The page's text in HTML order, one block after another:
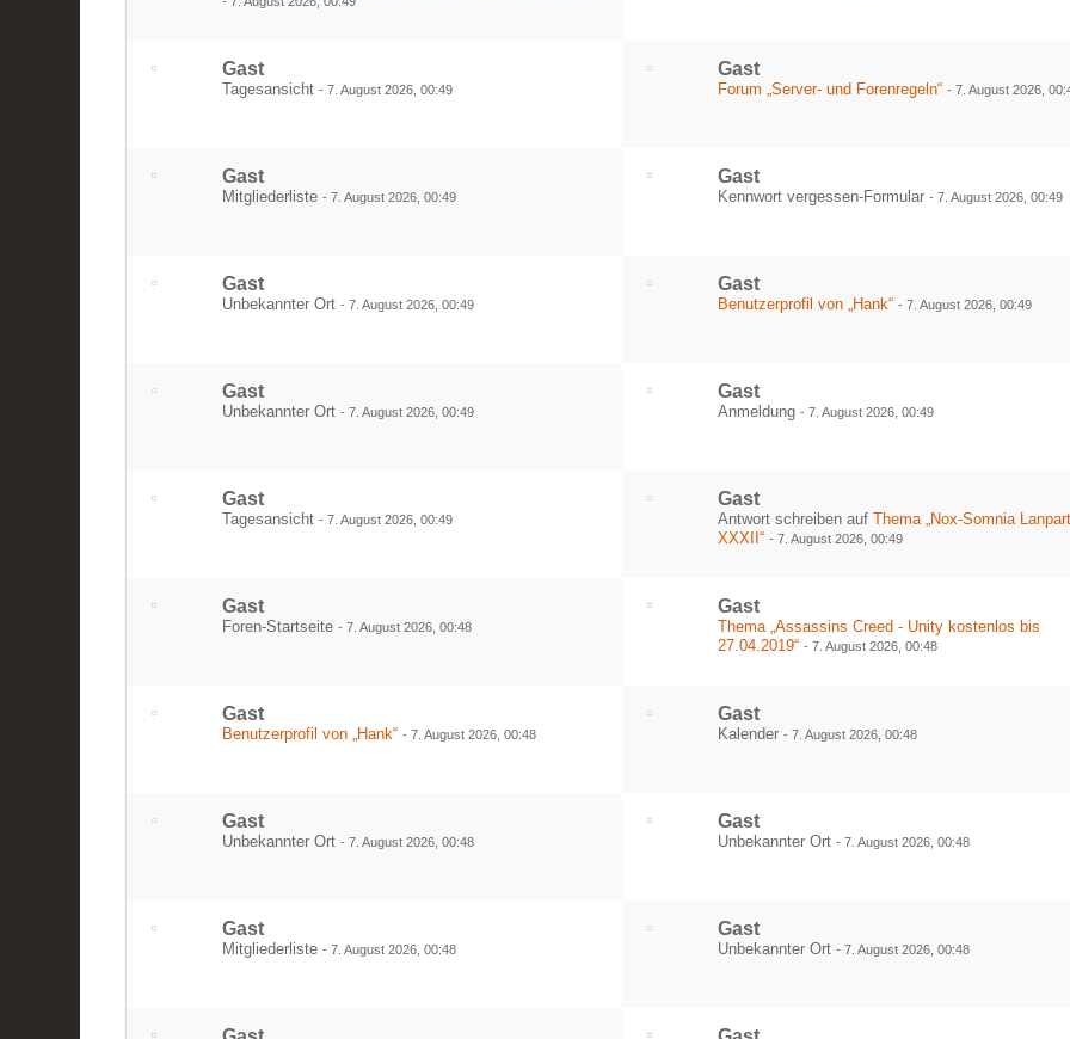
Gast
Tagesansicht-7. August 2026, 00:49
Gast
Forum „Server- und Forenregeln“ -7. August 2026,
Gast
Mitgliederliste-7. August 2026, 00:49
Gast
Kennwort vergessen-Formular-7. August 2026, 00:49
Gast
Unbekannter Ort-7. August 2026, 00:49
Gast
Benutzerprofil von „Hank“ -7. August 2026, 00:49
Gast
Unbekannter Ort-7. August 2026, 00:49
Gast
Anmeldung-7. August 2026, 00:49
Gast
Tagesansicht-7. August 2026, 00:49
Gast
Antwort schreiben aufThema „Nox-Somnia
XXXII“ -7. August 2026, 00:49
Gast
Foren-Startseite-7. August 2026, 00:48
Gast
Thema „Assassins Creed - Unity kostenlos bis
27.04.2019“ -7. August 2026, 00:48
Gast
Benutzerprofil von „Hank“ -7. August 2026, 00:48
Gast
Kalender-7. August 2026, 00:48
Gast
Unbekannter Ort-7. August 2026, 00:48
Gast
Unbekannter Ort-7. August 2026, 00:48
Gast
Mitgliederliste-7. August 2026, 00:48
Gast
Unbekannter Ort-7. August 2026, 00:48